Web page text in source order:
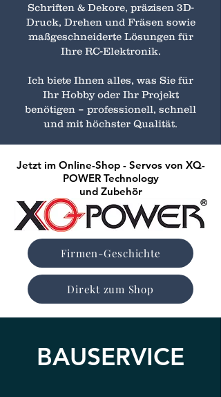
Schriften & Dekore, präzisen 3D-
Druck, Drehen und Fräsen sowie
maßgeschneiderte Lösungen für
Ihre RC-Elektronik.
Ich biete Ihnen alles, was Sie für
Ihr Hobby oder Ihr Projekt
benötigen – professionell, schnell
und mit höchster Qualität.
Jetzt im Online-Shop - Servos von XQ-
POWER Technology
und Zubehör
Firmen-Geschichte
Direkt zum Shop
BAUSERVICE